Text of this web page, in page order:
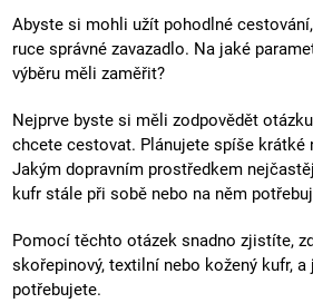
Abyste si mohli užít pohodlné
ruce správné zavazadlo. Na jaké
výběru měli zaměřit?
Nejprve byste si měli zodpovědět
chcete cestovat. Plánujete spíše krátké
Jakým dopravním prostředkem
kufr stále při sobě nebo na něm
Pomocí těchto otázek snadno zjistíte,
skořepinový, textilní nebo kožený kufr,
potřebujete.